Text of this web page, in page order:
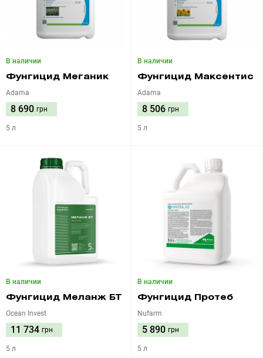
В наличии
Фунгицид Меганик
Adama
8 690 грн
5 л
В наличии
Фунгицид Максентис
Adama
8 506 грн
5 л
В наличии
Фунгицид Меланж БТ
Ocean Invest
11 734 грн
5 л
В наличии
Фунгицид Протеб
Nufarm
5 890 грн
5 л